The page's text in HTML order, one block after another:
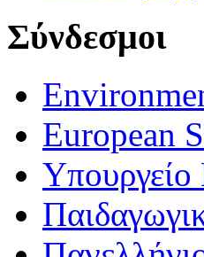
Σύνδεσμοι
European